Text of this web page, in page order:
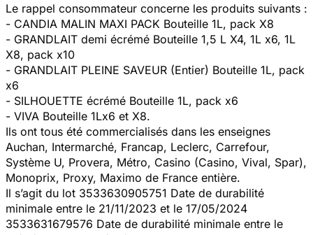
Le rappel consommateur concerne les produits suivants :
- CANDIA MALIN MAXI PACK Bouteille 1L, pack X8
- GRANDLAIT demi écrémé Bouteille 1,5 L X4, 1L x6, 1L
X8, pack x10
- GRANDLAIT PLEINE SAVEUR (Entier) Bouteille 1L, pack
x6
- SILHOUETTE écrémé Bouteille 1L, pack x6
- VIVA Bouteille 1Lx6 et X8.
Ils ont tous été commercialisés dans les enseignes
Auchan, Intermarché, Francap, Leclerc, Carrefour,
Système U, Provera, Métro, Casino (Casino, Vival, Spar),
Monoprix, Proxy, Maximo de France entière.
Il s’agit du lot 3533630905751 Date de durabilité
minimale entre le 21/11/2023 et le 17/05/2024
3533631679576 Date de durabilité minimale entre le